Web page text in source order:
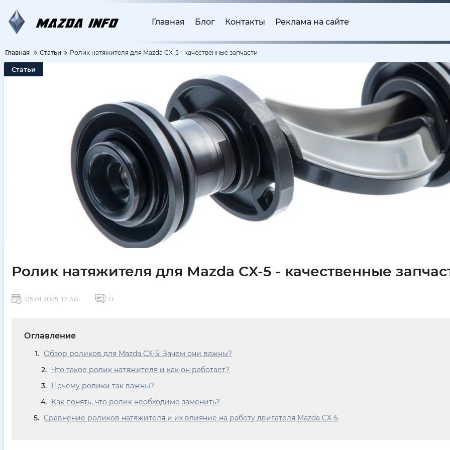
Главная Блог Контакты Реклама на сайте
Главная Статьи Ролик натяжителя для Mazda CX-5 - качественные запчасти
Статьи
Ролик натяжителя для Mazda CX-5 - качественные
05 01 2025, 17:48 0
Оглавление
Обзор роликов для Mazda CX-5: Зачем они важны?
Что такое ролик натяжителя и как он работает?
Почему ролики так важны?
Как понять, что ролик необходимо заменить?
Сравнение роликов натяжителя и их влияние на работу двигателя Mazda CX-5